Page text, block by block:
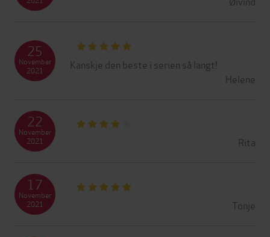
Kanskje den beste i serien så langt!
Helene
25
November
2021
Rita
22
November
2021
Tonje
17
November
2021